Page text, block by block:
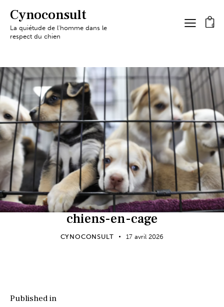
Cynoconsult
La quiétude de l'homme dans le
respect du chien
0
chiens-en-cage
CYNOCONSULT 17 avril 2026
Published in